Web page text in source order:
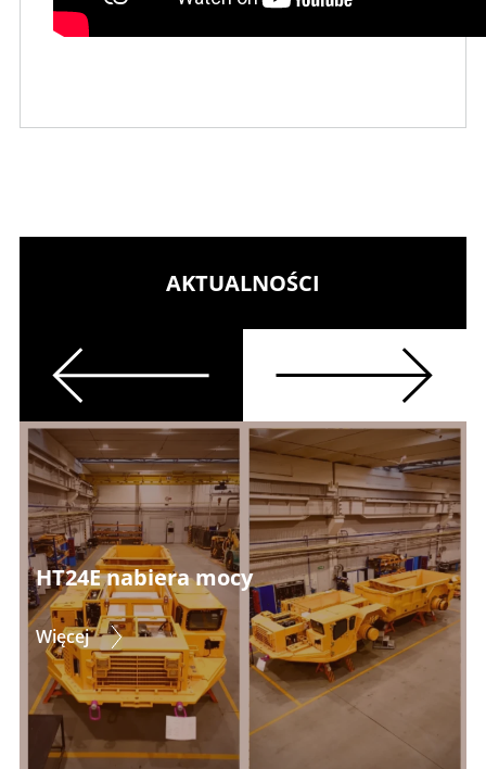
HT24E nabiera mocy
Więcej
AKTUALNOŚCI
Previous Next